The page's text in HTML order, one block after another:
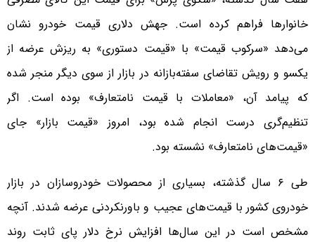
خانوارها فراهم کرده است. جهش دلاری قیمت خودرو نشان
می‌دهد «سرکوب قیمت» با «قیمت دستوری» به ریزش عرضه از
یکسو و رویش تقاضای سفته‌بازانه در بازار از سوی دیگر منجر شده
که پیامد آن، «معاملات با قیمت نامتعارف» بوده است. اگر
تنظیم‌گری درست انجام شده بود، امروز «قیمت بازار» جای
«قیمت‌های نامتعارف» نشسته بود.
طی ۶ سال گذشته، بسیاری از محصولات خودروسازان در بازار
خودروی کشور با قیمت‌های عجیب و باورنکردنی عرضه شدند. آنچه
مشخص است در این سال‌ها افزایش نرخ دلار پای ثابت روند